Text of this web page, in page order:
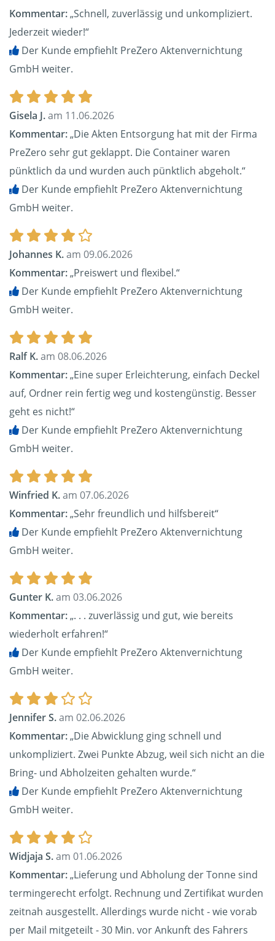
Kommentar:„Schnell, zuverlässig und unkompliziert.
Jederzeit wieder!“
Der Kunde empfiehlt PreZero Aktenvernichtung
GmbH weiter.
Gisela J.am 11.06.2026
Kommentar:„Die Akten Entsorgung hat mit der Firma
PreZero sehr gut geklappt. Die Container waren
pünktlich da und wurden auch pünktlich abgeholt.“
Der Kunde empfiehlt PreZero Aktenvernichtung
GmbH weiter.
Johannes K.am 09.06.2026
Kommentar:„Preiswert und flexibel.“
Der Kunde empfiehlt PreZero Aktenvernichtung
GmbH weiter.
Ralf K.am 08.06.2026
Kommentar:„Eine super Erleichterung, einfach Deckel
auf, Ordner rein fertig weg und kostengünstig. Besser
geht es nicht!“
Der Kunde empfiehlt PreZero Aktenvernichtung
GmbH weiter.
Winfried K.am 07.06.2026
Kommentar:„Sehr freundlich und hilfsbereit“
Der Kunde empfiehlt PreZero Aktenvernichtung
GmbH weiter.
Gunter K.am 03.06.2026
Kommentar:„. . . zuverlässig und gut, wie bereits
wiederholt erfahren!“
Der Kunde empfiehlt PreZero Aktenvernichtung
GmbH weiter.
Jennifer S.am 02.06.2026
Kommentar:„Die Abwicklung ging schnell und
unkompliziert. Zwei Punkte Abzug, weil sich nicht an die
Bring- und Abholzeiten gehalten wurde.“
Der Kunde empfiehlt PreZero Aktenvernichtung
GmbH weiter.
Widjaja S.am 01.06.2026
Kommentar:„Lieferung und Abholung der Tonne sind
termingerecht erfolgt. Rechnung und Zertifikat wurden
zeitnah ausgestellt. Allerdings wurde nicht - wie vorab
per Mail mitgeteilt - 30 Min. vor Ankunft des Fahrers